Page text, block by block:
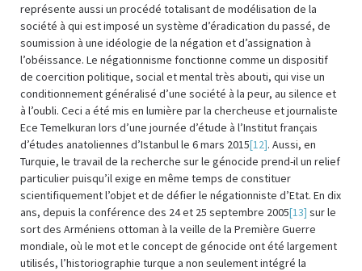
représente aussi un procédé totalisant de modélisation de la
société à qui est imposé un système d’éradication du passé, de
soumission à une idéologie de la négation et d’assignation à
l’obéissance. Le négationnisme fonctionne comme un dispositif
de coercition politique, social et mental très abouti, qui vise un
conditionnement généralisé d’une société à la peur, au silence et
à l’oubli. Ceci a été mis en lumière par la chercheuse et journaliste
Ece Temelkuran lors d’une journée d’étude à l’Institut français
d’études anatoliennes d’Istanbul le 6 mars 2015[12]. Aussi, en
Turquie, le travail de la recherche sur le génocide prend-il un relief
particulier puisqu’il exige en même temps de constituer
scientifiquement l’objet et de défier le négationniste d’Etat. En dix
ans, depuis la conférence des 24 et 25 septembre 2005[13] sur le
sort des Arméniens ottoman à la veille de la Première Guerre
mondiale, où le mot et le concept de génocide ont été largement
utilisés, l’historiographie turque a non seulement intégré la